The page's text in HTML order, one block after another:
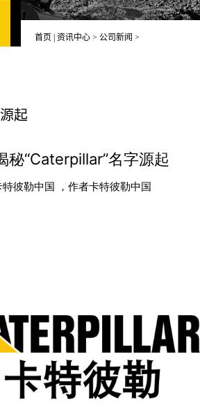
首页 资讯中心 > 公司新闻 >
起